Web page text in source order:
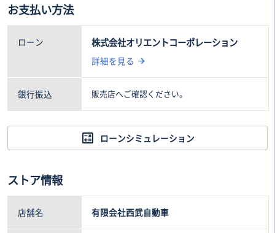
63.0万円
お支払い方法
ローン 株式会社オリエントコーポレーション
詳細を見る
銀行振込 販売店へご確認ください。
ローンシミュレーション
ストア情報
店舗名 有限会社西武自動車